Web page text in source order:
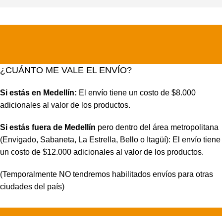
¿CUÁNTO ME VALE EL ENVÍO?
Si estás en Medellín: El envío tiene un costo de $8.000
adicionales al valor de los productos.
Si estás fuera de Medellín pero dentro del área metropolitana
(Envigado, Sabaneta, La Estrella, Bello o Itagüí): El envío tiene
un costo de $12.000 adicionales al valor de los productos.
(Temporalmente NO tendremos habilitados envíos para otras
ciudades del país)